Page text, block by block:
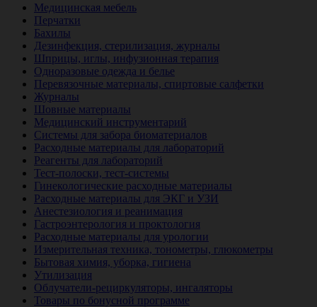
Медицинская мебель
Перчатки
Бахилы
Дезинфекция, стерилизация, журналы
Шприцы, иглы, инфузионная терапия
Одноразовые одежда и белье
Перевязочные материалы, спиртовые салфетки
Журналы
Шовные материалы
Медицинский инструментарий
Системы для забора биоматериалов
Расходные материалы для лабораторий
Реагенты для лабораторий
Тест-полоски, тест-системы
Гинекологические расходные материалы
Расходные материалы для ЭКГ и УЗИ
Анестезиология и реанимация
Гастроэнтерология и проктология
Расходные материалы для урологии
Измерительная техника, тонометры, глюкометры
Бытовая химия, уборка, гигиена
Утилизация
Облучатели-рециркуляторы, ингаляторы
Товары по бонусной программе